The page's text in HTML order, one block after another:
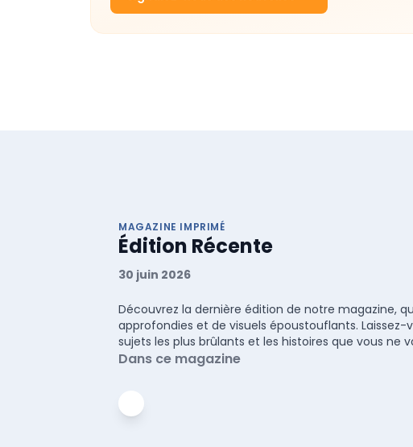
MAGAZINE IMPRIMÉ
Édition Récente
30 juin 2026
Découvrez la dernière édition de notre magazine,
approfondies et de visuels époustouflants.
sujets les plus brûlants et les histoires que vous ne
Dans ce magazine